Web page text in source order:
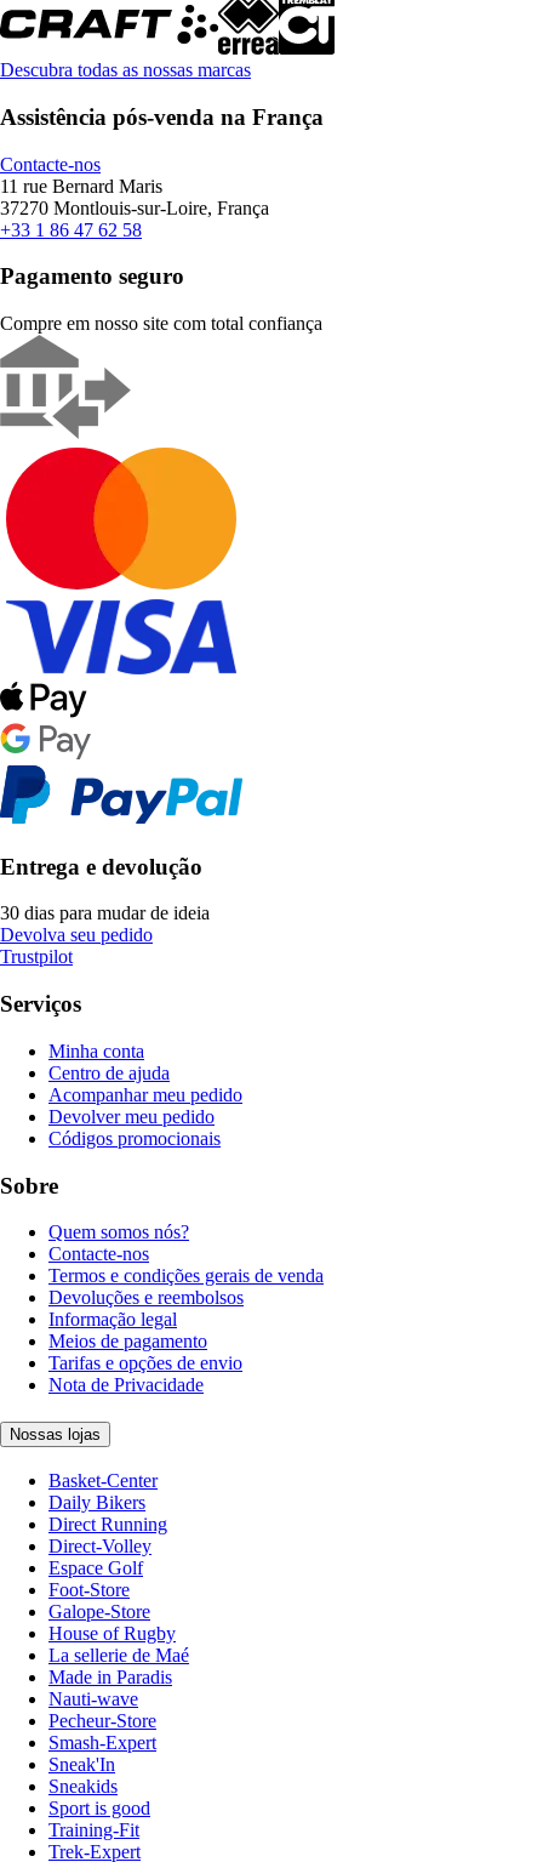
Descubra todas as nossas marcas
Assistência pós-venda na França
Contacte-nos
11 rue Bernard Maris
37270 Montlouis-sur-Loire, França
+33 1 86 47 62 58
Pagamento seguro
Compre em nosso site com total confiança
Entrega e devolução
30 dias para mudar de ideia
Devolva seu pedido
Trustpilot
Serviços
Minha conta
Centro de ajuda
Acompanhar meu pedido
Devolver meu pedido
Códigos promocionais
Sobre
Quem somos nós?
Contacte-nos
Termos e condições gerais de venda
Devoluções e reembolsos
Informação legal
Meios de pagamento
Tarifas e opções de envio
Nota de Privacidade
Nossas lojas
Basket-Center
Daily Bikers
Direct Running
Direct-Volley
Espace Golf
Foot-Store
Galope-Store
House of Rugby
La sellerie de Maé
Made in Paradis
Nauti-wave
Pecheur-Store
Smash-Expert
Sneak'In
Sneakids
Sport is good
Training-Fit
Trek-Expert